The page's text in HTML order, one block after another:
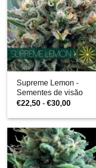
Supreme Lemon -
Sementes de visão
€22,50 - €30,00Gama
preços:
€22,50
a
€30,00